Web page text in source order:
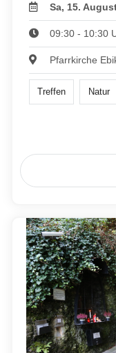
Sa, 15.
09:30 - 10:30
Pfarrkirche
Treffen Natur